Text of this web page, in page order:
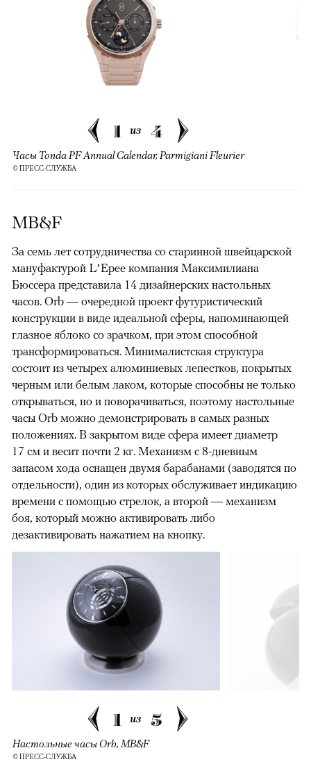
1 из 4
Часы Tonda PF Annual Calendar, Parmigiani Fleurier
© ПРЕСС-СЛУЖБА
MB&F
За семь лет сотрудничества со старинной швейцарской
мануфактурой L’Epee компания Максимилиана
Бюссера представила 14 дизайнерских настольных
часов. Orb — очередной проект футуристический
конструкции в виде идеальной сферы, напоминающей
глазное яблоко со зрачком, при этом способной
трансформироваться. Минималистская структура
состоит из четырех алюминиевых лепестков, покрытых
черным или белым лаком, которые способны не только
открываться, но и поворачиваться, поэтому настольные
часы Orb можно демонстрировать в самых разных
положениях. В закрытом виде сфера имеет диаметр
17 см и весит почти 2 кг. Механизм с 8-дневным
запасом хода оснащен двумя барабанами (заводятся по
отдельности), один из которых обслуживает индикацию
времени с помощью стрелок, а второй — механизм
боя, который можно активировать либо
дезактивировать нажатием на кнопку.
1 из 5
Настольные часы Orb, MB&F
© ПРЕСС-СЛУЖБА